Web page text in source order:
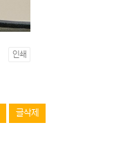
인쇄
글삭제